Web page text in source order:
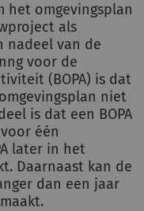
het omgevingsplan
als
nadeel van de
voor de
(BOPA) is dat
niet
is dat een BOPA
één
later in het
Daarnaast kan de
dan een jaar